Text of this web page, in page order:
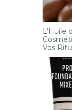
L’Huile
Vos